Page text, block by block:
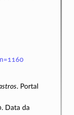
. Portal
Data da